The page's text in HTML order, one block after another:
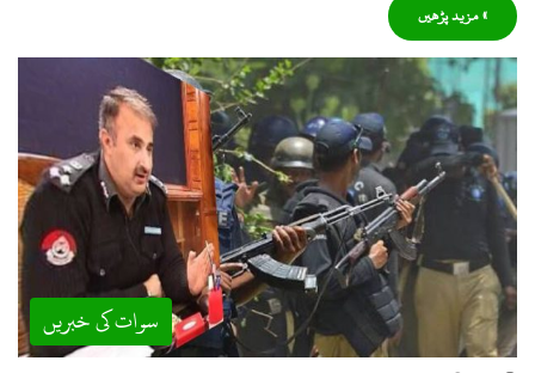
» مزید پڑھیں
سوات کی خبریں